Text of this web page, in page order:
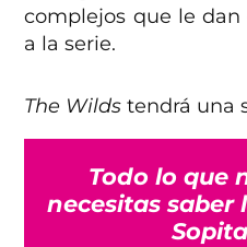
complejos que le
a la serie.
The Wilds tendrá una
Todo lo que
necesitas saber